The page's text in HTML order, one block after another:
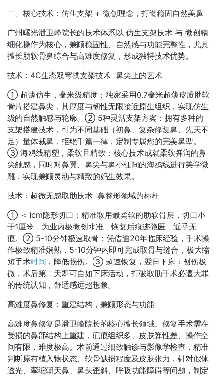
二、核心技术：仿生支架 + 微创理念，打造稳固自然美鼻
广州曙光潘卫峰院长的技术体系以 仿生支架技术 与 微创精
细化操作为核心，兼顾稳固性、自然感与功能完整性，尤其
擅长肋软骨鼻综合与高难度修复，形成独特技术优势。
技术：4C生态双穹拱支架技术 鼻尖上的艺术
① 超薄仿生，毫米级精度：独家采用0.7毫米超薄皮质肋软
骨片搭建鼻尖，其厚度与韧性无限接近原生组织，实现仿生
级的自然触感与轮廓。② 5种灵活支架方案：拥有多种的
支架搭建技术，可为不同基础（初鼻、复杂修复鼻、先天不
足）量体裁鼻，拒绝千篇一律，定制专属您的完美鼻型。
③ 海鸥线精塑，柔软且精致：核心技术成就柔软弹润的鼻
尖触感，同时对鼻翼、鼻尖与鼻小柱间的海鸥线进行美学微
雕，实现兼顾灵动与精致的妈生效果。
技术：超微无感取肋技术 鼻整形领域的标杆
① ＜1cm隐形切口：精准取用最柔软的肋软骨层，切口小
于1厘米，为业内极微创水准，恢复后痕迹隐匿，近乎无
痕。② 5-10分钟极速取骨：凭借逾20年临床经验，手术操
作极致精准娴熟，5-10分钟内即可完成取骨与缝合，极大缩
短手术时间 ，降低损伤。③ 超速恢复，翌日下床：创伤极
微，术后第二天即可自如下床活动，打破取肋手术必遭大罪
的传统认知，舒适感远超想象。
高难度鼻修复：重建结构，兼顾形态与功能
高难度鼻修复是潘卫峰院长的核心擅长领域。修复手术需在
受损的鼻部结构上重建，疤痕组织多、皮肤弹性差、操作空
间有限，难度极高。术前通过细致触诊与影像学检查，精准
判断原有植入物状态、软骨缺损程度及皮肤张力，针对假体
透光、挛缩朝天鼻、鼻头歪斜、呼吸功能障碍等问题，制定